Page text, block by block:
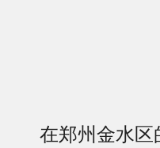
在郑州金水区的